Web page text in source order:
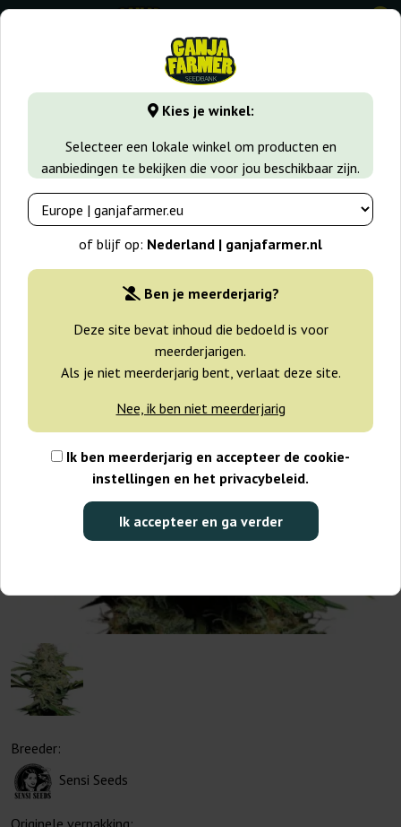
⭐ -40% Snelgroeiende soorten ⭐
⏰ 2 dagen 04:34:55
Kies je winkel:
Selecteer een lokale winkel om producten en
aanbiedingen te bekijken die voor jou beschikbaar zijn.
of blijf op: Nederland | ganjafarmer.nl
Ben je meerderjarig?
Deze site bevat inhoud die bedoeld is voor
meerderjarigen.
Als je niet meerderjarig bent, verlaat deze site.
Nee, ik ben niet meerderjarig
Ik ben meerderjarig en accepteer de cookie-
instellingen en het privacybeleid.
Ik accepteer en ga verder
0
GanjaFarmer.nl Wiet soorten Skunk Sensi Skunk Auto
Sensi Skunk Auto Sensi Seeds
Breeder:
Sensi Seeds